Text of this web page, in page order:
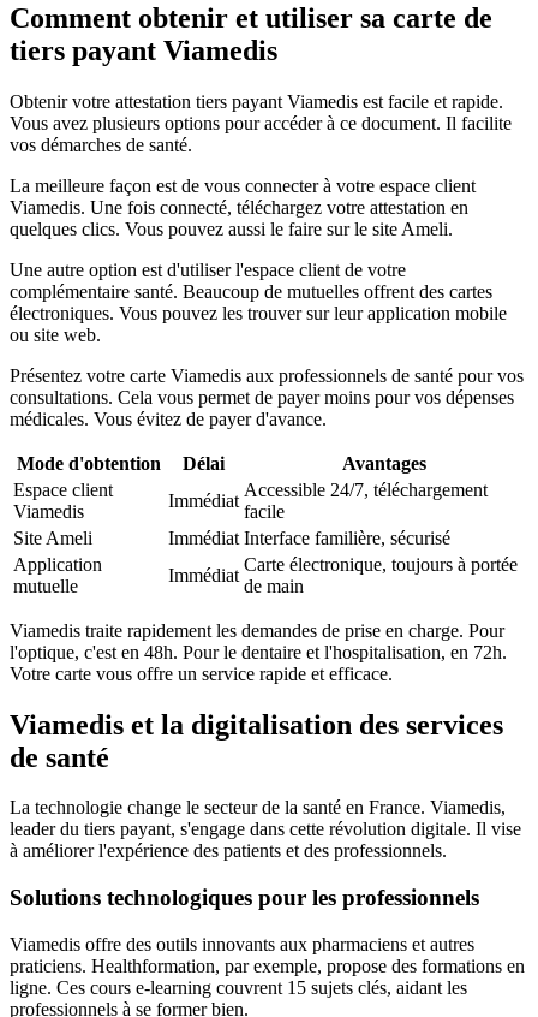
Comment obtenir et utiliser sa carte de
tiers payant Viamedis
Obtenir votre attestation tiers payant Viamedis est facile et rapide.
Vous avez plusieurs options pour accéder à ce document. Il facilite
vos démarches de santé.
La meilleure façon est de vous connecter à votre espace client
Viamedis. Une fois connecté, téléchargez votre attestation en
quelques clics. Vous pouvez aussi le faire sur le site Ameli.
Une autre option est d'utiliser l'espace client de votre
complémentaire santé. Beaucoup de mutuelles offrent des cartes
électroniques. Vous pouvez les trouver sur leur application mobile
ou site web.
Présentez votre carte Viamedis aux professionnels de santé pour vos
consultations. Cela vous permet de payer moins pour vos dépenses
médicales. Vous évitez de payer d'avance.
Mode d'obtention Délai
Avantages
Espace client
Viamedis
Immédiat
Accessible 24/7, téléchargement
facile
Site Ameli
Immédiat Interface familière, sécurisé
Application
mutuelle
Immédiat
Carte électronique, toujours à portée
de main
Viamedis traite rapidement les demandes de prise en charge. Pour
l'optique, c'est en 48h. Pour le dentaire et l'hospitalisation, en 72h.
Votre carte vous offre un service rapide et efficace.
Viamedis et la digitalisation des services
de santé
La technologie change le secteur de la santé en France. Viamedis,
leader du tiers payant, s'engage dans cette révolution digitale. Il vise
à améliorer l'expérience des patients et des professionnels.
Solutions technologiques pour les professionnels
Viamedis offre des outils innovants aux pharmaciens et autres
praticiens. Healthformation, par exemple, propose des formations en
ligne. Ces cours e-learning couvrent 15 sujets clés, aidant les
professionnels à se former bien.